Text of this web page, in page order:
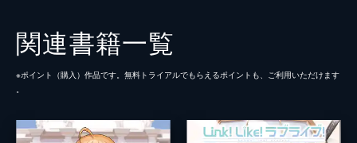
関連書籍一覧
※ポイント（購⼊）作品です。無料トライアルでもらえるポイントも、ご利⽤いただけます